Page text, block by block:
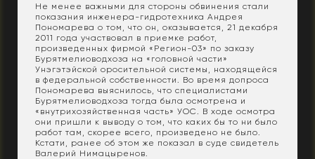
Не менее важными для стороны обвинения стали
показания инженера-гидротехника Андрея
Пономарева о том, что он, оказывается, 21 декабря
2011 года участвовал в приемке работ,
произведенных фирмой «Регион-03» по заказу
Бурятмелиоводхоза на «головной части»
Унэгэтэйской оросительной системы, находящейся
в федеральной собственности. Во время допроса
Пономарева выяснилось, что специалистами
Бурятмелиоводхоза тогда была осмотрена и
«внутрихозяйственная часть» УОС. В ходе осмотра
они пришли к выводу о том, что каких бы то ни было
работ там, скорее всего, произведено не было.
Кстати, ранее об этом же показал в суде свидетель
Валерий Нимацыренов.